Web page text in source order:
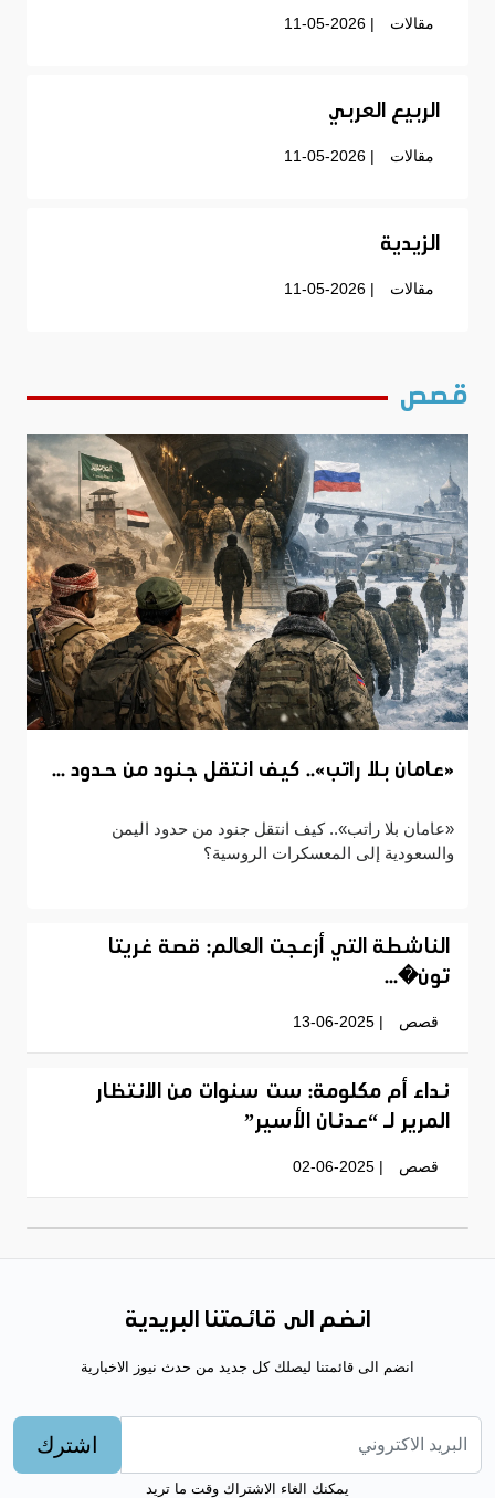
مقالات | 11-05-2026
الربيع العربي
مقالات | 11-05-2026
الزيدية
مقالات | 11-05-2026
قصص
«عامان بلا راتب».. كيف انتقل جنود من حدود ...
«عامان بلا راتب».. كيف انتقل جنود من حدود اليمن
والسعودية إلى المعسكرات الروسية؟
الناشطة التي أزعجت العالم: قصة غريتا
تون�...
قصص | 13-06-2025
نداء أم مكلومة: ست سنوات من الانتظار
المرير لـ “عدنان الأسير”
قصص | 02-06-2025
انضم الى قائمتنا البريدية
انضم الى قائمتنا ليصلك كل جديد من حدث نيوز الاخبارية
اشترك
يمكنك الغاء الاشتراك وقت ما تريد